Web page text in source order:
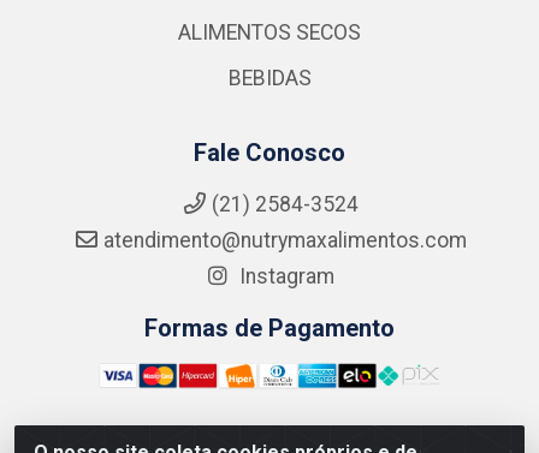
ALIMENTOS SECOS
BEBIDAS
Fale Conosco
(21) 2584-3524
atendimento@nutrymaxalimentos.com
Instagram
Formas de Pagamento